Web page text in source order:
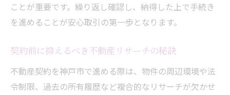
ことが重要です。繰り返し確認し、納得した上で手続き
を進めることが安心取引の第一歩となります。
契約前に抑えるべき不動産リサーチの秘訣
不動産契約を神戸市で進める際は、物件の周辺環境や法
令制限、過去の所有履歴など複合的なリサーチが欠かせ